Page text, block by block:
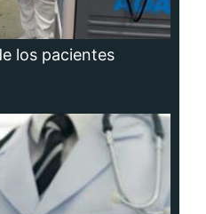
los pacientes